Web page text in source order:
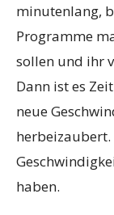
minutenlang,
Programme
sollen und ihr
Dann ist es
neue
haben.